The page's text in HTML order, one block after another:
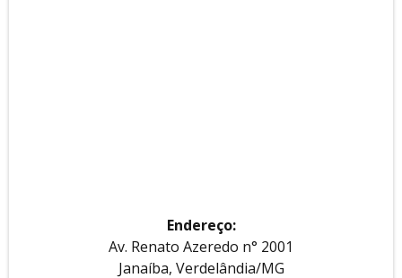
Endereço:
Av. Renato Azeredo n° 2001
Janaíba, Verdelândia/MG